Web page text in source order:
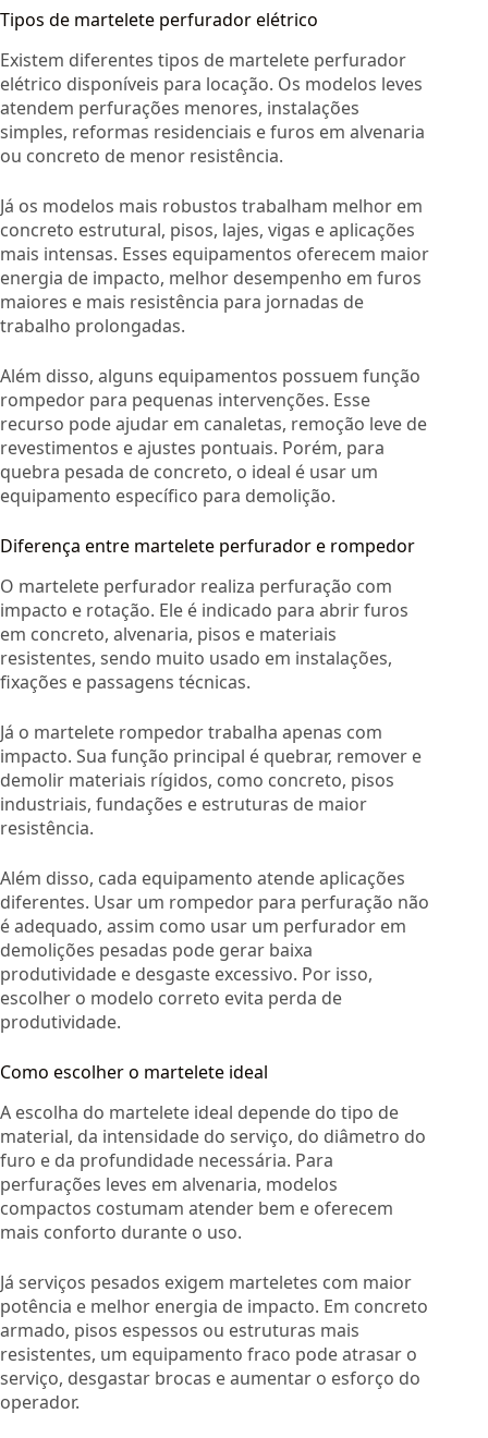
Tipos de martelete perfurador elétrico
Existem diferentes tipos de martelete perfurador
elétrico disponíveis para locação. Os modelos leves
atendem perfurações menores, instalações
simples, reformas residenciais e furos em alvenaria
ou concreto de menor resistência.
Já os modelos mais robustos trabalham melhor em
concreto estrutural, pisos, lajes, vigas e aplicações
mais intensas. Esses equipamentos oferecem maior
energia de impacto, melhor desempenho em furos
maiores e mais resistência para jornadas de
trabalho prolongadas.
Além disso, alguns equipamentos possuem função
rompedor para pequenas intervenções. Esse
recurso pode ajudar em canaletas, remoção leve de
revestimentos e ajustes pontuais. Porém, para
quebra pesada de concreto, o ideal é usar um
equipamento específico para demolição.
Diferença entre martelete perfurador e rompedor
O martelete perfurador realiza perfuração com
impacto e rotação. Ele é indicado para abrir furos
em concreto, alvenaria, pisos e materiais
resistentes, sendo muito usado em instalações,
fixações e passagens técnicas.
Já o martelete rompedor trabalha apenas com
impacto. Sua função principal é quebrar, remover e
demolir materiais rígidos, como concreto, pisos
industriais, fundações e estruturas de maior
resistência.
Além disso, cada equipamento atende aplicações
diferentes. Usar um rompedor para perfuração não
é adequado, assim como usar um perfurador em
demolições pesadas pode gerar baixa
produtividade e desgaste excessivo. Por isso,
escolher o modelo correto evita perda de
produtividade.
Como escolher o martelete ideal
A escolha do martelete ideal depende do tipo de
material, da intensidade do serviço, do diâmetro do
furo e da profundidade necessária. Para
perfurações leves em alvenaria, modelos
compactos costumam atender bem e oferecem
mais conforto durante o uso.
Já serviços pesados exigem marteletes com maior
potência e melhor energia de impacto. Em concreto
armado, pisos espessos ou estruturas mais
resistentes, um equipamento fraco pode atrasar o
serviço, desgastar brocas e aumentar o esforço do
operador.